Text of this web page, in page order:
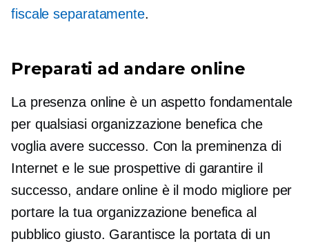
fiscale separatamente.
Preparati ad andare online
La presenza online è un aspetto fondamentale
per qualsiasi organizzazione benefica che
voglia avere successo. Con la preminenza di
Internet e le sue prospettive di garantire il
successo, andare online è il modo migliore per
portare la tua organizzazione benefica al
pubblico giusto. Garantisce la portata di un